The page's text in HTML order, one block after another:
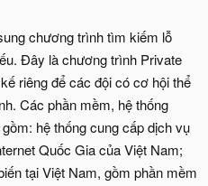
chương trình tìm kiếm lỗ
Đây là chương trình Private
riêng để các đội có cơ hội thể
Các phần mềm, hệ thống
hệ thống cung cấp dịch vụ
Quốc Gia của Việt Nam;
tại Việt Nam, gồm phần mềm